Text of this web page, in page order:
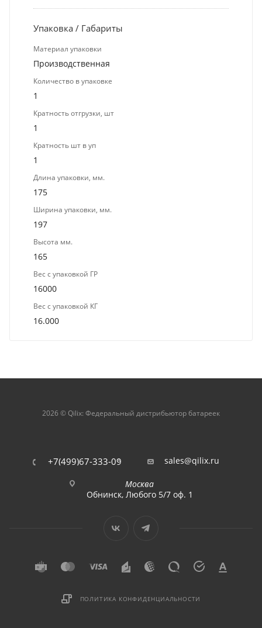
Упаковка / Габариты
Материал упаковки
Производственная
Количество в упаковке
1
Кратность отгрузки, шт
1
Кратность шт в уп
1
Длина упаковки, мм.
175
Ширина упаковки, мм.
197
Высота мм.
165
Вес с упаковкой ГР
16000
Вес с упаковкой КГ
16.000
2026 © Qilix: Федеральный дистрибьютор батареек
+7(499)67-333-09 sales@qilix.ru
Москва
Обнинск, Любого 5/7 оф. 1
ПОЛИТИКА КОНФИДЕНЦИАЛЬНОСТИ